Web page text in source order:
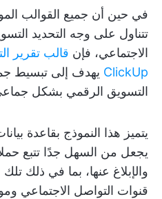
في حين أن جميع القوالب
تتناول على وجه التحديد
الاجتماعي، فإن قالب تقرير
ClickUp يهدف إلى تبسيط
التسويق الرقمي بشكل
يتميز هذا النموذج بقاعدة
يجعل من السهل جدًا تتبع
والإبلاغ عنها، بما في ذلك
قنوات التواصل الاجتماعي